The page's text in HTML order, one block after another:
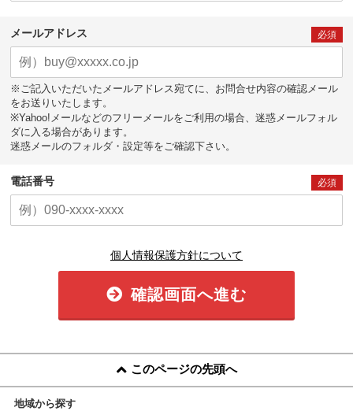
メールアドレス 必須
※ご記入いただいたメールアドレス宛てに、お問合せ内容の確認メール
をお送りいたします。
※Yahoo!メールなどのフリーメールをご利用の場合、迷惑メールフォル
ダに入る場合があります。
迷惑メールのフォルダ・設定等をご確認下さい。
電話番号 必須
個人情報保護方針について
確認画面へ進む
このページの先頭へ
地域から探す